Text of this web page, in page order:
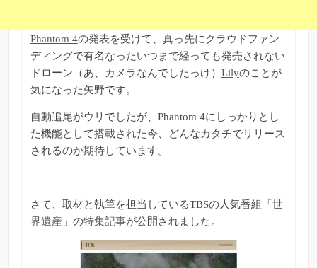
Phantom 4の発表を受けて、真っ先にクラウドファン
ディングで有名なったいつまで経っても発売されない
ドローン（あ、カメラなんでしたっけ） Lilyのことが
気になった矢野です。
自動追尾がウリでしたが、Phantom 4にしっかりとし
た機能として搭載された今、どんなカタチでリリース
されるのか期待しています。
さて、取材と執筆を担当しているTBSの人気番組「 世
界遺産 」の特集記事が公開されました。